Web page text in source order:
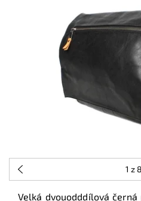
1 z 8
Velká dvouodddílová